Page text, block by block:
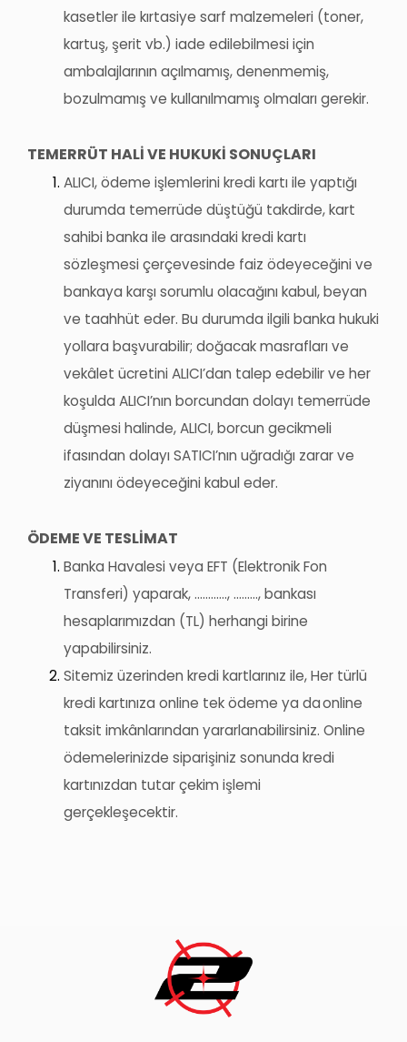
kasetler ile kırtasiye sarf malzemeleri (toner,
kartuş, şerit vb.) iade edilebilmesi için
ambalajlarının açılmamış, denenmemiş,
bozulmamış ve kullanılmamış olmaları gerekir.
TEMERRÜT HALİ VE HUKUKİ SONUÇLARI
ALICI, ödeme işlemlerini kredi kartı ile yaptığı
durumda temerrüde düştüğü takdirde, kart
sahibi banka ile arasındaki kredi kartı
sözleşmesi çerçevesinde faiz ödeyeceğini ve
bankaya karşı sorumlu olacağını kabul, beyan
ve taahhüt eder. Bu durumda ilgili banka hukuki
yollara başvurabilir; doğacak masrafları ve
vekâlet ücretini ALICI’dan talep edebilir ve her
koşulda ALICI’nın borcundan dolayı temerrüde
düşmesi halinde, ALICI, borcun gecikmeli
ifasından dolayı SATICI’nın uğradığı zarar ve
ziyanını ödeyeceğini kabul eder.
ÖDEME VE TESLİMAT
Banka Havalesi veya EFT (Elektronik Fon
Transferi) yaparak, ............, ........., bankası
hesaplarımızdan (TL) herhangi birine
yapabilirsiniz.
Sitemiz üzerinden kredi kartlarınız ile, Her türlü
kredi kartınıza online tek ödeme ya da online
taksit imkânlarından yararlanabilirsiniz. Online
ödemelerinizde siparişiniz sonunda kredi
kartınızdan tutar çekim işlemi
gerçekleşecektir.